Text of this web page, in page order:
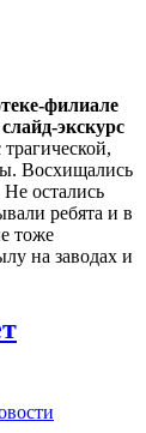
филиале
слайд-экскурс
Восхищались
остались
ребята и в
тоже
на заводах и